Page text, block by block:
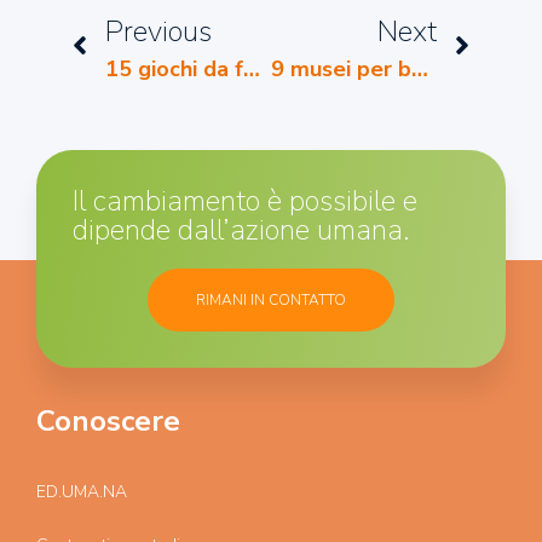
Previous
15 giochi da fare in casa
Next
9 musei per bambini da vedere a casa
Il cambiamento è possibile e
dipende dall’azione umana.
RIMANI IN CONTATTO
Conoscere
ED.UMA.NA